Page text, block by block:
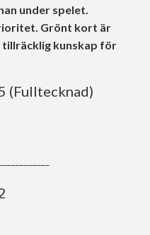
under spelet.
Grönt kort är
tillräcklig kunskap för
(Fulltecknad)